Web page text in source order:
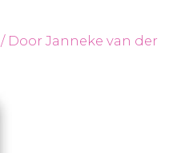
/ Door Janneke van der